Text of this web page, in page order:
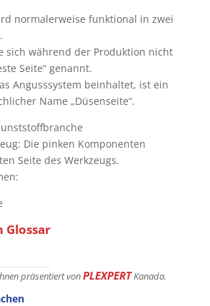
normalerweise funktional in zwei
sich während der Produktion nicht
Seite“ genannt.
Angusssystem beinhaltet, ist ein
Name „Düsenseite“.
Die pinken Komponenten
Seite des Werkzeugs.
Glossar
präsentiert vonPLEXPERTKanada.